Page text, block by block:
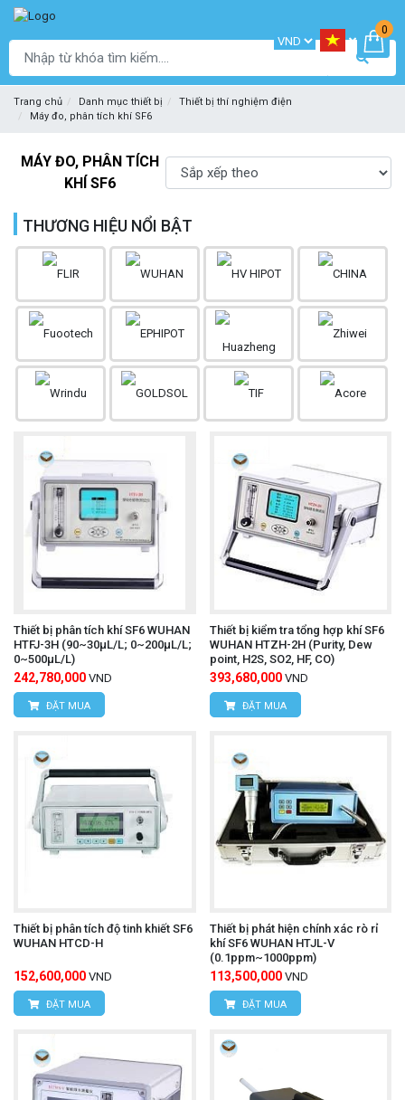
0
Trang chủ Danh mục thiết bị
Thiết bị thí nghiệm điện
Máy đo, phân tích khí SF6
MÁY ĐO, PHÂN TÍCH
KHÍ SF6
THƯƠNG HIỆU NỔI BẬT
Thiết bị phân tích khí SF6 WUHAN
HTFJ-3H (90~30μL/L; 0~200μL/L;
0~500μL/L)
242,780,000 VND
ĐẶT MUA
Thiết bị kiểm tra tổng hợp khí SF6
WUHAN HTZH-2H (Purity, Dew
point, H2S, SO2, HF, CO)
393,680,000 VND
ĐẶT MUA
Thiết bị phân tích độ tinh khiết SF6
WUHAN HTCD-H
152,600,000 VND
ĐẶT MUA
Thiết bị phát hiện chính xác rò rỉ
khí SF6 WUHAN HTJL-V
(0.1ppm~1000ppm)
113,500,000 VND
ĐẶT MUA